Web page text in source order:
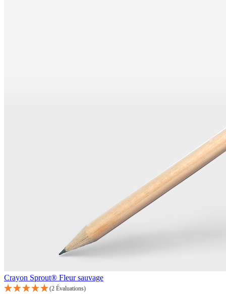
Crayon Sprout® Fleur sauvage
(2 Évaluations)